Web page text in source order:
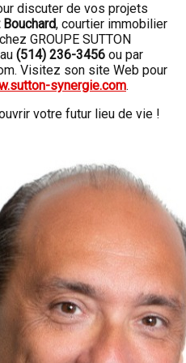
discuter de vos projets
, courtier immobilier
GROUPE SUTTON
(514) 236-3456 ou par
Visitez son site Web pour
synergie.com.
votre futur lieu de vie !